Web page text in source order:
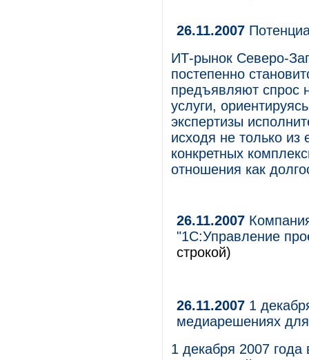
26.11.2007
ИТ-рынок Северо-
постепенно
предъявляют спрос
услуги,
экспертизы
исходя не только из
конкретных
отношения как
26.11.2007
"1С:Управление
строкой)
26.11.2007 1
медиарешениях
1 декабря 2007